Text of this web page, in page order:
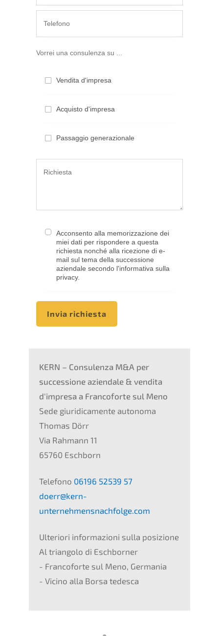
Vorrei una consulenza su ...
Vendita d'impresa
Acquisto d'impresa
Passaggio generazionale
Acconsento alla memorizzazione dei
miei dati per rispondere a questa
richiesta nonché alla ricezione di e-
mail sul tema della successione
aziendale secondo l'informativa sulla
privacy.
Invia richiesta
KERN – Consulenza M&A per
successione aziendale & vendita
d'impresa a Francoforte sul Meno
Sede giuridicamente autonoma
Thomas Dörr
Via Rahmann 11
65760 Eschborn
Telefono 06196 52539 57
doerr@kern-
unternehmensnachfolge.com
Ulteriori informazioni sulla posizione
Al triangolo di Eschborner
- Francoforte sul Meno, Germania
- Vicino alla Borsa tedesca